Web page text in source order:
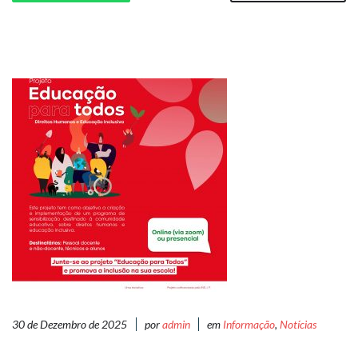
30 de Dezembro de 2025 poradmin em Informação, Notícias